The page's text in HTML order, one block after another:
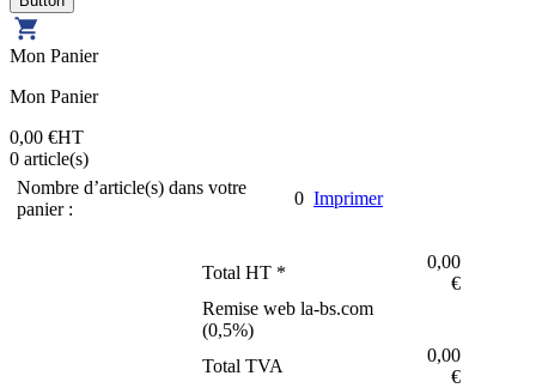
Mon Panier
Mon Panier
0,00 €HT
0 article(s)
Nombre d’article(s) dans votre
panier :
0 Imprimer
Total HT *
0,00
€
Remise web la-bs.com
(0,5%)
Total TVA
0,00
€